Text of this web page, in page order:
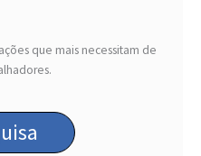
que mais necessitam de